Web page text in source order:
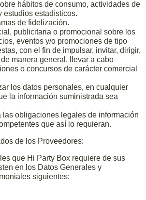
hábitos de consumo, actividades de
estudios estadísticos.
de fidelización.
publicitaria o promocional sobre los
eventos y/o promociones de tipo
con el fin de impulsar, invitar, dirigir,
manera general, llevar a cabo
o concursos de carácter comercial
los datos personales, en cualquier
la información suministrada sea
las obligaciones legales de información
que así lo requieran.
de los Proveedores:
que Hi Party Box requiere de sus
en los Datos Generales y
siguientes: